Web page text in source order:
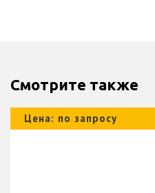
Смотрите также
Цена: по запросу